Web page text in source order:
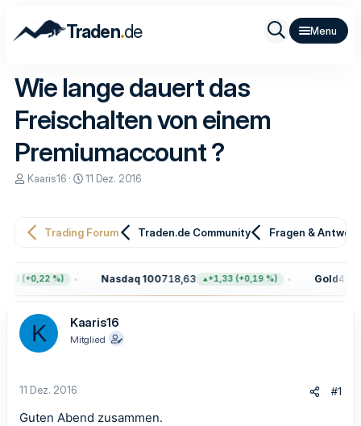
Traden.de
Wie lange dauert das
Freischalten von einem
Premiumaccount ?
E
e
r
Kaaris16
E
e
m
11 Dez. 2016
Trading Forum Traden.de Community Fragen &
(+0,22 %) Nasdaq 100718,63 +1,33 (+0,19 %) Gold
K Kaaris16
Mitglied
11 Dez. 2016 #1
Guten Abend zusammen.